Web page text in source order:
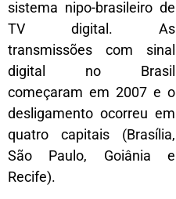
sistema nipo-brasileiro de
TV digital. As
transmissões com sinal
digital no Brasil
começaram em 2007 e o
desligamento ocorreu em
quatro capitais (Brasília,
São Paulo, Goiânia e
Recife).